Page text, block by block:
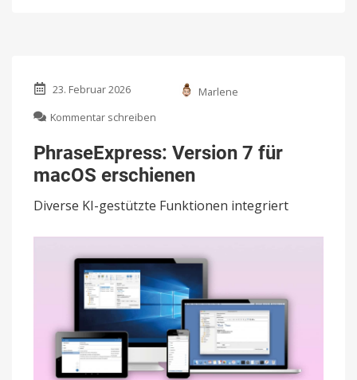
23. Februar 2026
Marlene
Kommentar schreiben
Version
7
für
erschienen
PhraseExpress: Version 7 für
macOS erschienen
Diverse KI-gestützte Funktionen integriert